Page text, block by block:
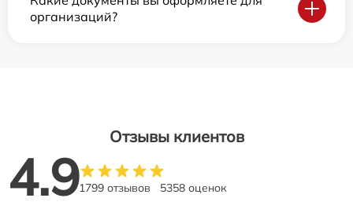
организаций?
Отзывы клиентов
4.91799 отзывов 5358 оценок